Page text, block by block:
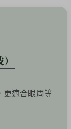
更適合眼周等